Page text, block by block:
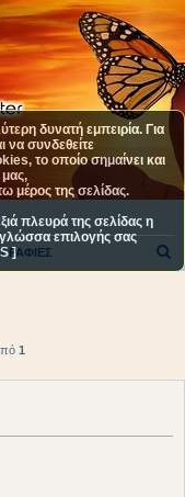
τ
1
δυνατή εμπειρία. Για
να συνδεθείτε
το οποίο σημαίνει και
μας,
μέρος της σελίδας.
πλευρά της σελίδας η
επιλογής σας
]